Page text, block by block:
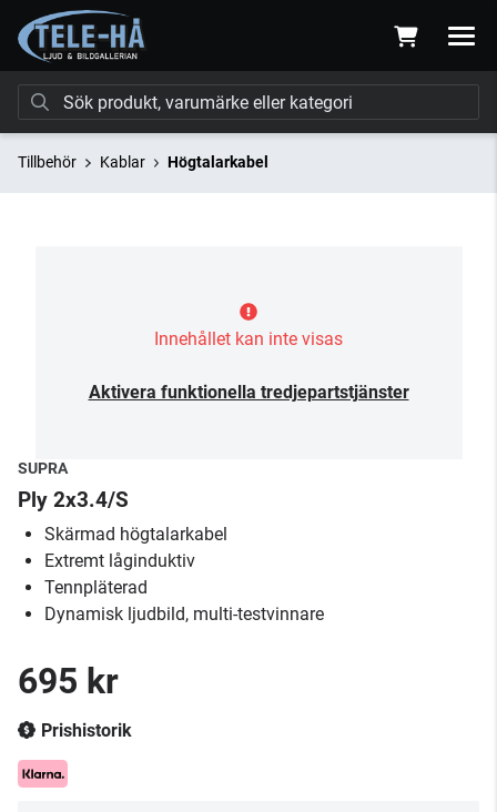
Tillbehör Kablar Högtalarkabel
Innehållet kan inte visas
Aktivera funktionella tredjepartstjänster
SUPRA
Ply 2x3.4/S
Skärmad högtalarkabel
Extremt låginduktiv
Tennpläterad
Dynamisk ljudbild, multi-testvinnare
695 kr
Prishistorik